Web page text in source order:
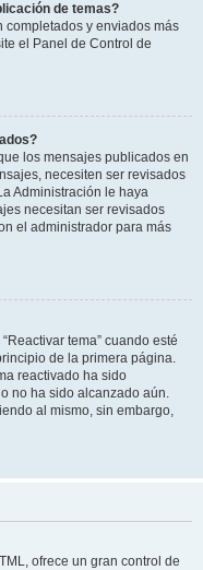
de temas?
completados y enviados más
el Panel de Control de
los mensajes publicados en
necesiten ser revisados
Administración le haya
necesitan ser revisados
el administrador para más
tema” cuando esté
de la primera página.
reactivado ha sido
no ha sido alcanzado aún.
al mismo, sin embargo,
ofrece un gran control de